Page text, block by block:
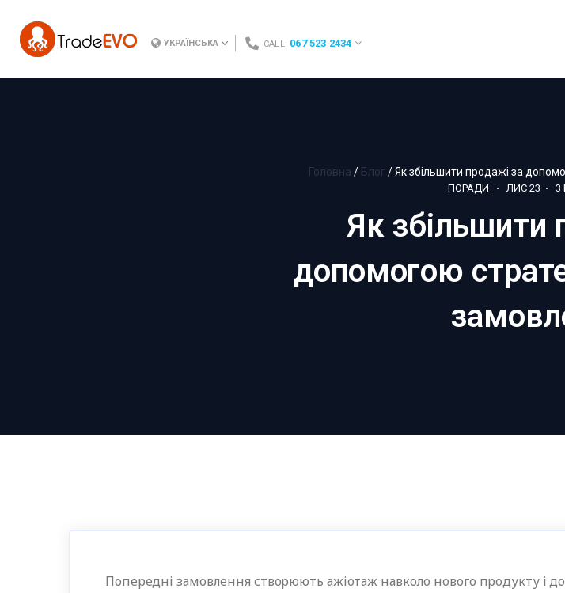
УКРАЇНСЬКА CALL: 067 523 2434
Головна / Блог /Як збільшити продажі за
ПОРАДИ ЛИС 23 3
Як збільшити
допомогою
Попередні замовлення створюють ажіотаж навколо нового продукту і